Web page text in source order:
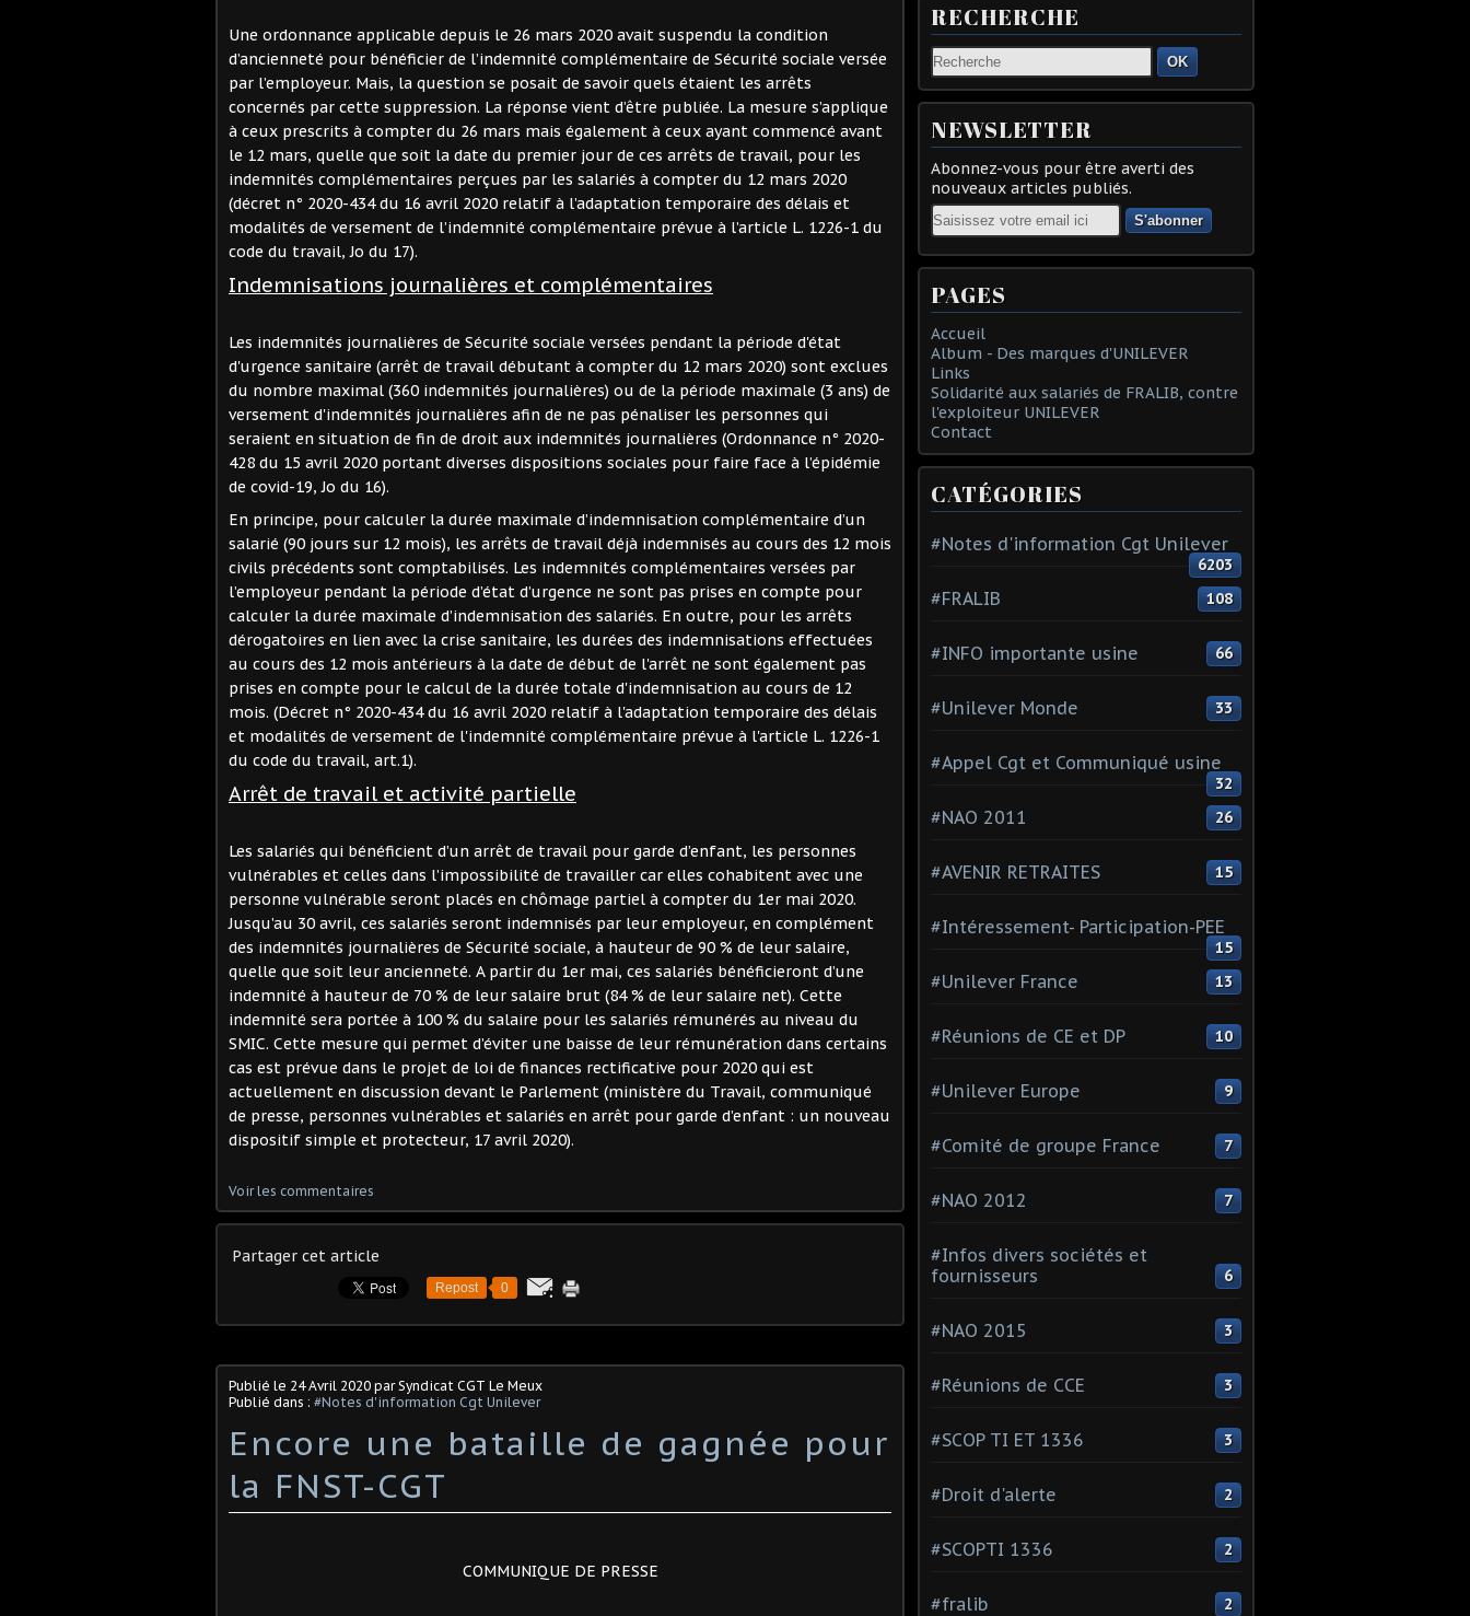
Une ordonnance applicable depuis le 26 mars 2020 avait suspendu la condition
d’ancienneté pour bénéficier de l’indemnité complémentaire de Sécurité sociale versée
par l’employeur. Mais, la question se posait de savoir quels étaient les arrêts
concernés par cette suppression. La réponse vient d’être publiée. La mesure s’applique
à ceux prescrits à compter du 26 mars mais également à ceux ayant commencé avant
le 12 mars, quelle que soit la date du premier jour de ces arrêts de travail, pour les
indemnités complémentaires perçues par les salariés à compter du 12 mars 2020
(décret n° 2020-434 du 16 avril 2020 relatif à l’adaptation temporaire des délais et
modalités de versement de l’indemnité complémentaire prévue à l’article L. 1226-1 du
code du travail, Jo du 17).
Indemnisations journalières et complémentaires
Les indemnités journalières de Sécurité sociale versées pendant la période d'état
d'urgence sanitaire (arrêt de travail débutant à compter du 12 mars 2020) sont exclues
du nombre maximal (360 indemnités journalières) ou de la période maximale (3 ans) de
versement d'indemnités journalières afin de ne pas pénaliser les personnes qui
seraient en situation de fin de droit aux indemnités journalières (Ordonnance n° 2020-
428 du 15 avril 2020 portant diverses dispositions sociales pour faire face à l’épidémie
de covid-19, Jo du 16).
En principe, pour calculer la durée maximale d’indemnisation complémentaire d’un
salarié (90 jours sur 12 mois), les arrêts de travail déjà indemnisés au cours des 12 mois
civils précédents sont comptabilisés. Les indemnités complémentaires versées par
l’employeur pendant la période d’état d’urgence ne sont pas prises en compte pour
calculer la durée maximale d’indemnisation des salariés. En outre, pour les arrêts
dérogatoires en lien avec la crise sanitaire, les durées des indemnisations effectuées
au cours des 12 mois antérieurs à la date de début de l'arrêt ne sont également pas
prises en compte pour le calcul de la durée totale d'indemnisation au cours de 12
mois. (Décret n° 2020-434 du 16 avril 2020 relatif à l'adaptation temporaire des délais
et modalités de versement de l'indemnité complémentaire prévue à l'article L. 1226-1
du code du travail, art.1).
Arrêt de travail et activité partielle
Les salariés qui bénéficient d’un arrêt de travail pour garde d’enfant, les personnes
vulnérables et celles dans l’impossibilité de travailler car elles cohabitent avec une
personne vulnérable seront placés en chômage partiel à compter du 1er mai 2020.
Jusqu’au 30 avril, ces salariés seront indemnisés par leur employeur, en complément
des indemnités journalières de Sécurité sociale, à hauteur de 90 % de leur salaire,
quelle que soit leur ancienneté. A partir du 1er mai, ces salariés bénéficieront d’une
indemnité à hauteur de 70 % de leur salaire brut (84 % de leur salaire net). Cette
indemnité sera portée à 100 % du salaire pour les salariés rémunérés au niveau du
SMIC. Cette mesure qui permet d’éviter une baisse de leur rémunération dans certains
cas est prévue dans le projet de loi de finances rectificative pour 2020 qui est
actuellement en discussion devant le Parlement (ministère du Travail, communiqué
de presse, personnes vulnérables et salariés en arrêt pour garde d’enfant : un nouveau
dispositif simple et protecteur, 17 avril 2020).
Voir les commentaires
Partager cet article
Repost 0
Publié le 24 Avril 2020 par Syndicat CGT Le Meux
Publié dans : #Notes d'information Cgt Unilever
Encore une bataille de gagnée pour
la FNST-CGT
COMMUNIQUE DE PRESSE
RECHERCHE
OK
NEWSLETTER
Abonnez-vous pour être averti des
nouveaux articles publiés.
Email
PAGES
Accueil
Album - Des marques d'UNILEVER
Links
Solidarité aux salariés de FRALIB, contre
l'exploiteur UNILEVER
Contact
CATÉGORIES
#Notes d'information Cgt Unilever
6203
#FRALIB 108
#INFO importante usine 66
#Unilever Monde 33
#Appel Cgt et Communiqué usine
32
#NAO 2011 26
#AVENIR RETRAITES 15
#Intéressement- Participation-PEE
15
#Unilever France 13
#Réunions de CE et DP 10
#Unilever Europe 9
#Comité de groupe France 7
#NAO 2012 7
#Infos divers sociétés et
fournisseurs
6
#NAO 2015 3
#Réunions de CCE 3
#SCOP TI ET 1336 3
#Droit d'alerte 2
#SCOPTI 1336 2
#fralib 2